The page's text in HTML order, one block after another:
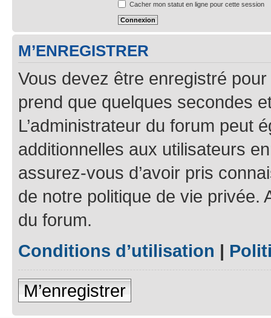
Cacher mon statut en ligne pour cette session
M’ENREGISTRER
Vous devez être enregistré
prend que quelques secondes
L’administrateur du forum peut
additionnelles aux utilisateurs
assurez-vous d’avoir pris
de notre politique de vie privée.
du forum.
Conditions d’utilisation |
M’enregistrer